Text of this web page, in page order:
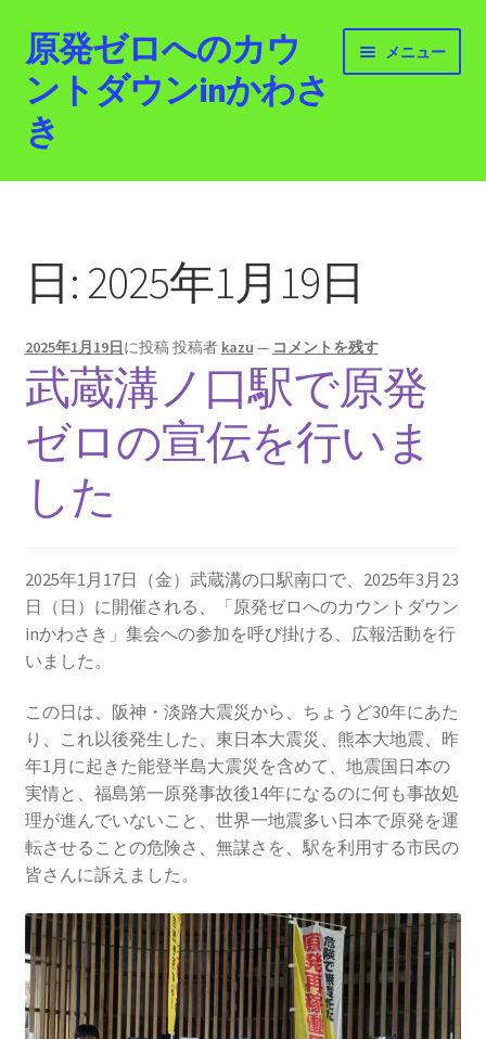
ナ
ビ
ゲ
ー
シ
キ
ッ
プ
コ
ン
テ
ン
ツ
プ
原発ゼロへのカウ
ントダウンinかわさ
き
メニュー
ホーム
活動紹介
2012.3.11 「原発ゼロへのカウントダウンinかわさ
き」「原発ゼロへの行進！誰でもデモ！」
原発ゼロ金曜日行動 inかわさき
2013.3.10 第２回原発ゼロへのカウントダウンinかわ
さき 集会
2014.3.16 第３回原発ゼロへのカウントダウンinかわ
さき 集会
2014.10.13 「今こそ９条inかわさき」大集会 第二分
2022.3.13 第11回原発ゼロへのカウントダウンinかわ
さき 集会
2015.3.8 第4回原発ゼロへのカウントダウンinかわさ
き 集会
2016.1.31 日本と原発上映会＆講演会
2016.3 .13 第5回原発ゼロへのカウントダウンinかわさ
き 集会
日: 2025年1月19日
2025年1月19日に投稿投稿者 kazu — コメントを残す
武蔵溝ノ口駅で原発
ゼロの宣伝を行いま
した
2025年1月17日（金）武蔵溝の口駅南口で、2025年3月23
日（日）に開催される、「原発ゼロへのカウントダウン
inかわさき」集会への参加を呼び掛ける、広報活動を行
いました。
この日は、阪神・淡路大震災から、ちょうど30年にあた
り、これ以後発生した、東日本大震災、熊本大地震、昨
年1月に起きた能登半島大震災を含めて、地震国日本の
実情と、福島第一原発事故後14年になるのに何も事故処
理が進んでいないこと、世界一地震多い日本で原発を運
転させることの危険さ、無謀さを、駅を利用する市民の
皆さんに訴えました。